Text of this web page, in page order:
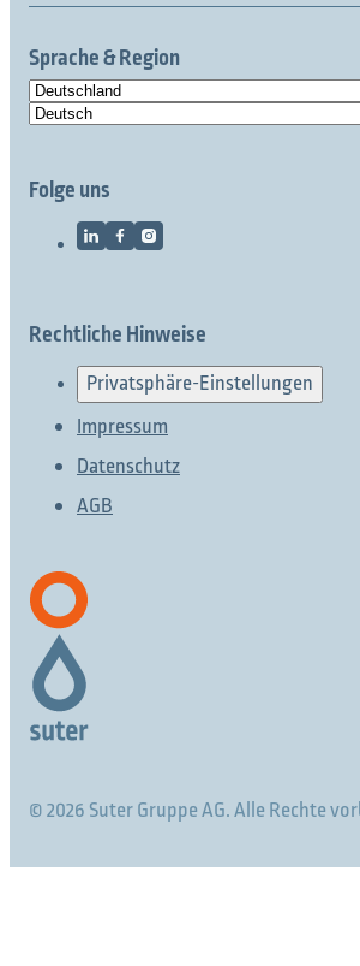
Sprache & Region
Folge uns
Rechtliche Hinweise
Privatsphäre-Einstellungen
Impressum
Datenschutz
AGB
© 2026 Suter Gruppe AG. Alle Rechte